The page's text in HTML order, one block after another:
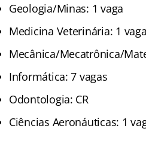
Geologia/Minas: 1 vaga
Medicina Veterinária: 1 vaga
Mecânica/Mecatrônica/
Informática: 7 vagas
Odontologia: CR
Ciências Aeronáuticas: 1